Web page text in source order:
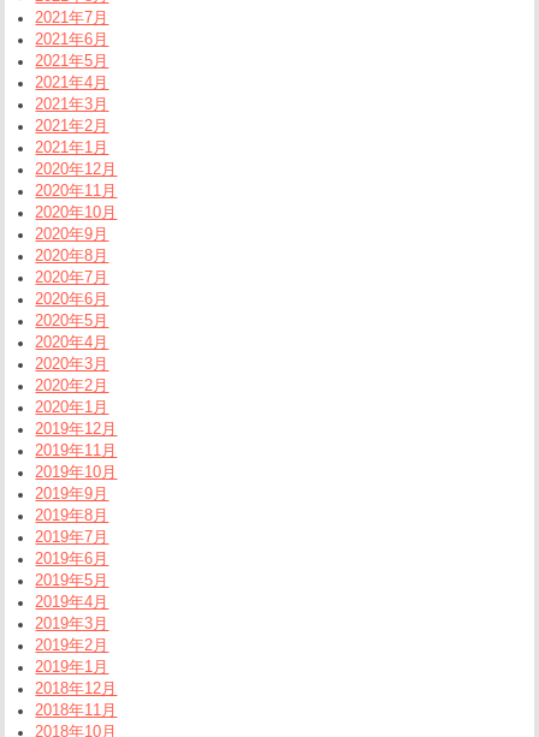
2021年7月
2021年6月
2021年5月
2021年4月
2021年3月
2021年2月
2021年1月
2020年12月
2020年11月
2020年10月
2020年9月
2020年8月
2020年7月
2020年6月
2020年5月
2020年4月
2020年3月
2020年2月
2020年1月
2019年12月
2019年11月
2019年10月
2019年9月
2019年8月
2019年7月
2019年6月
2019年5月
2019年4月
2019年3月
2019年2月
2019年1月
2018年12月
2018年11月
2018年10月